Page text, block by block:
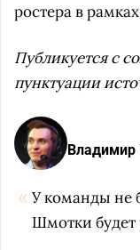
ростера в
Публикуется с
пунктуации
Владимир
У команды не
Шмотки будет